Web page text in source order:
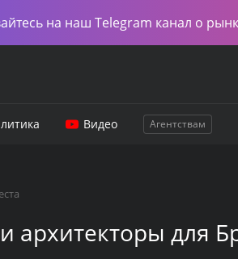
на наш Telegram канал о
Видео Агентствам
для